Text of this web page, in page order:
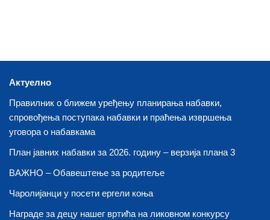
Актуелно
Правилник о ближем уређењу планирања набавки,
спровођења поступака набавки и праћења извршења
уговора о набавкама
План јавних набавки за 2026. годину – верзија плана 3
ВАЖНО – Обавештење за родитеље
Чаролијанци у посети ергели коња
Награде за децу нашег вртића на ликовном конкурсу